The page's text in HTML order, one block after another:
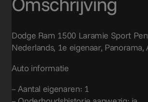
Dodge Ram 1500 Laramie Sport
Nederlands, 1e eigenaar, Panorama,
Auto informatie
– Aantal eigenaren: 1